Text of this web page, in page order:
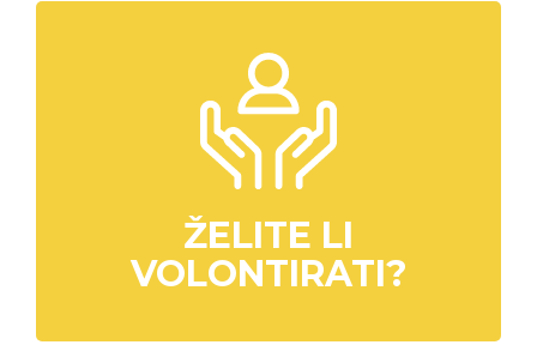
ŽELITE LI
VOLONTIRATI?